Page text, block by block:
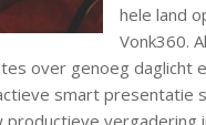
hele land
Vonk360.
over genoeg
smart
vergadering